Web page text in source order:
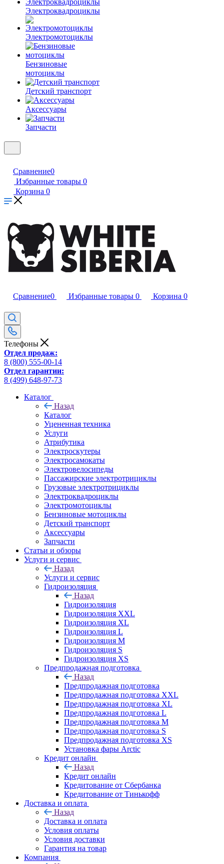
Электроквадроциклы
Электромотоциклы
Бензиновые
мотоциклы
Детский транспорт
Аксессуары
Запчасти
Сравнение0
Избранные товары 0
Корзина 0
Сравнение0 Избранные товары 0 Корзина 0
Телефоны
Отдел продаж:
8 (800) 555-00-14
Отдел гарантии:
8 (499) 648-97-73
Каталог
Назад
Каталог
Уцененная техника
Услуги
Атрибутика
Электроскутеры
Электросамокаты
Электровелосипеды
Пассажирские электротрициклы
Грузовые электротрициклы
Электроквадроциклы
Электромотоциклы
Бензиновые мотоциклы
Детский транспорт
Аксессуары
Запчасти
Статьи и обзоры
Услуги и сервис
Назад
Услуги и сервис
Гидроизоляция
Назад
Гидроизоляция
Гидроизоляция XXL
Гидроизоляция XL
Гидроизоляция L
Гидроизоляция M
Гидроизоляция S
Гидроизоляция XS
Предпродажная подготовка
Назад
Предпродажная подготовка
Предпродажная подготовка XXL
Предпродажная подготовка XL
Предпродажная подготовка L
Предпродажная подготовка M
Предпродажная подготовка S
Предпродажная подготовка XS
Установка фары Arctic
Кредит онлайн
Назад
Кредит онлайн
Кредитование от Сбербанка
Кредитование от Тинькофф
Доставка и оплата
Назад
Доставка и оплата
Условия оплаты
Условия доставки
Гарантия на товар
Компания